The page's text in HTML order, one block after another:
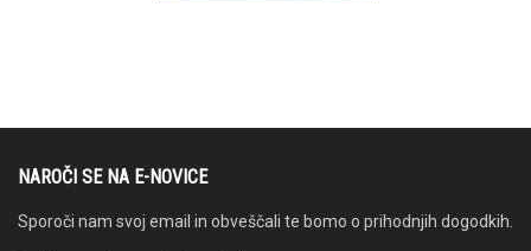
NAROČI SE NA E-NOVICE
Sporoči nam svoj email in obveščali te bomo o prihodnjih dogodkih.